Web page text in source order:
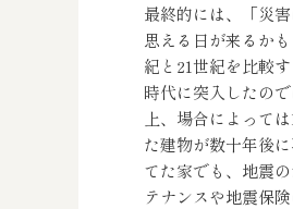
最終的には、「災
思える日が来るか
紀と21世紀を比較
時代に突入したの
上、場合によって
た建物が数十年後
てた家でも、地震
テナンスや地震保